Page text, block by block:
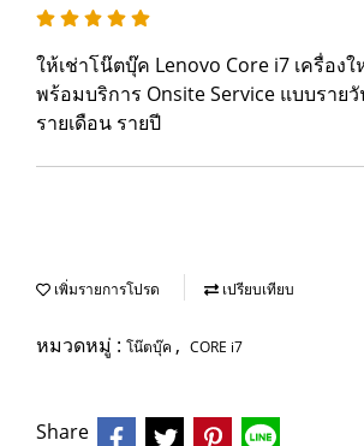
ให้เช่าโน๊ตบุ๊ค Lenovo Core i7 เครื่อง
พร้อมบริการ Onsite Service แบบราย
รายเดือน รายปี
เพิ่มรายการโปรด เปรียบเทียบ
หมวดหมู่ : โน๊ตบุ๊ค , CORE i7
Share